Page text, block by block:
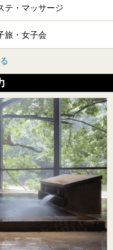
テ・マッサージ
旅・女子会